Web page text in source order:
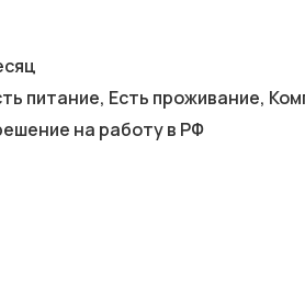
питание, Есть проживание,
на работу в РФ